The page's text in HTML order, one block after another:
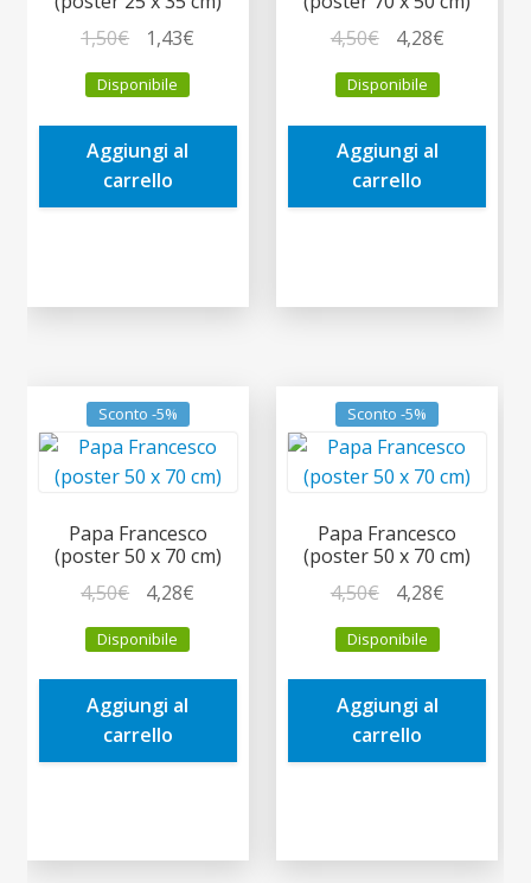
1,50€
prezzo
originale
era:
1,50€.
1,43€
è:
Disponibile
Aggiungi al
carrello
4,50€
prezzo
originale
era:
4,50€.
4,28€Il
è:
Disponibile
Aggiungi al
carrello
Sconto -5%
Papa Francesco
(poster 50 x 70 cm)
4,50€
prezzo
originale
era:
4,50€.
4,28€
è:
Disponibile
Aggiungi al
carrello
Sconto -5%
Papa Francesco
(poster 50 x 70 cm)
4,50€
prezzo
originale
era:
4,50€.
4,28€Il
è:
Disponibile
Aggiungi al
carrello